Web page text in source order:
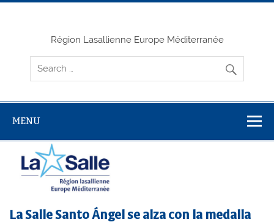
Skip
Région Lasallienne Europe Méditerranée
MENU
La Salle Santo Ángel se alza con la medalla